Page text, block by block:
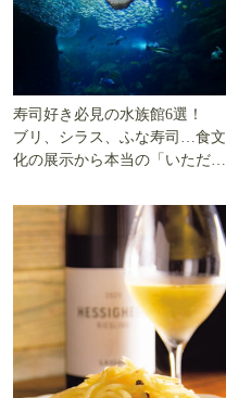
寿司好き必見の水族館6選！
ブリ、シラス、ふな寿司…食文
化の展示から本当の「いただき